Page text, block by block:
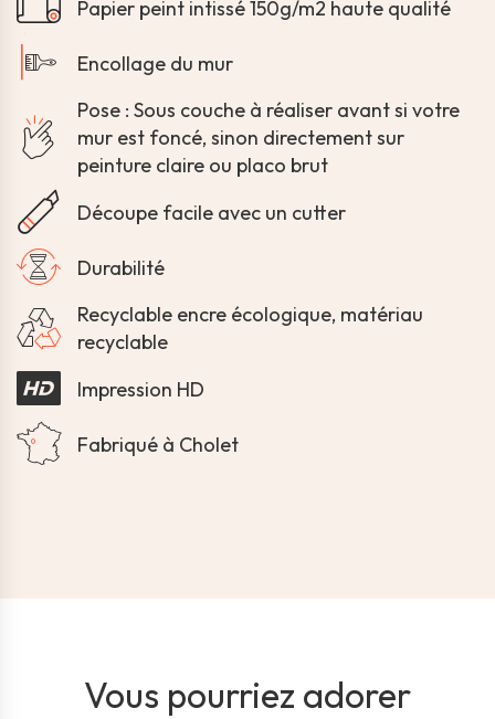
Papier peint intissé 150g/m2 haute qualité
Encollage du mur
Pose : Sous couche à réaliser avant si votre
mur est foncé, sinon directement sur
peinture claire ou placo brut
Découpe facile avec un cutter
Durabilité
Recyclable encre écologique, matériau
recyclable
Impression HD
Fabriqué à Cholet
Vous pourriez adorer